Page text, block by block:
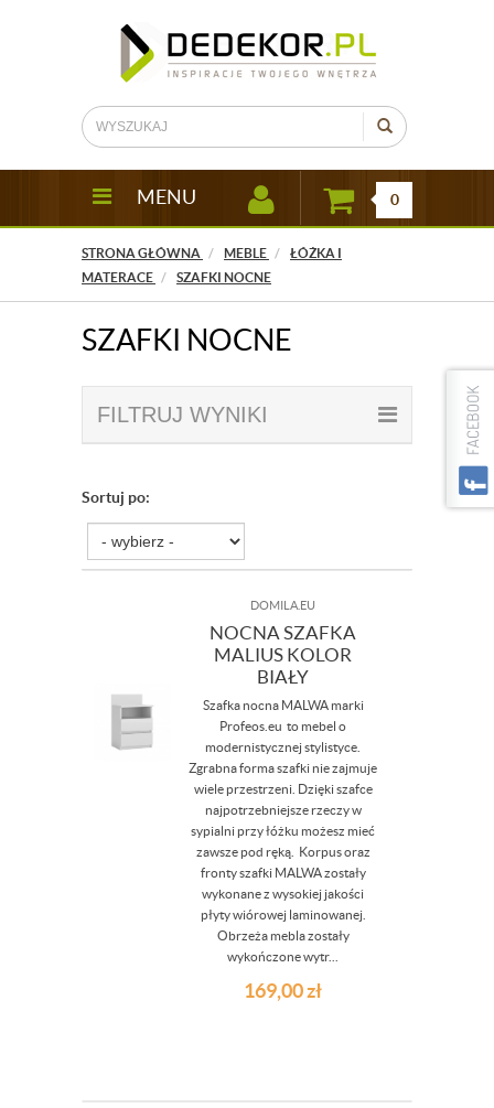
MENU 0
STRONA GŁÓWNA MEBLE
ŁÓŻKA I
MATERACE
SZAFKI NOCNE
SZAFKI NOCNE
FILTRUJ WYNIKI
Sortuj po:
DOMILA.EU
NOCNA SZAFKA
MALIUS KOLOR
BIAŁY
Szafka nocna MALWA marki
Profeos.eu to mebel o
modernistycznej stylistyce.
Zgrabna forma szafki nie zajmuje
wiele przestrzeni. Dzięki szafce
najpotrzebniejsze rzeczy w
sypialni przy łóżku możesz mieć
zawsze pod ręką. Korpus oraz
fronty szafki MALWA zostały
wykonane z wysokiej jakości
płyty wiórowej laminowanej.
Obrzeża mebla zostały
wykończone wytr...
169,00zł